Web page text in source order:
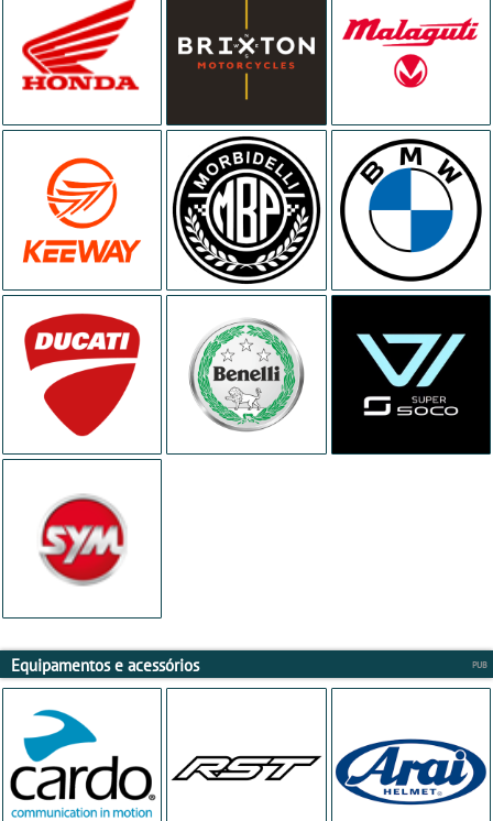
Equipamentos e acessórios